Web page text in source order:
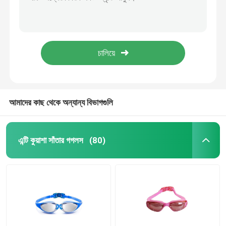
জলরোধী সুইম ক্যাপ
সামরিক কৌশলগত গগলস
আরামদায়ক পা পকেট সঙ্গে হলুদ কালো ওপেন হিল স্কুবা ডাইভিং ফিন
ওপেন হিল ডিজাইনের সাথে পেশাদার ছোট স্কুবা ডাইভিং ফ্লিপার
আমাদের কাছ থেকে অন্যান্য বিভাগগুলি
এন্টি কুয়াশা সাঁতার গগলস (80)